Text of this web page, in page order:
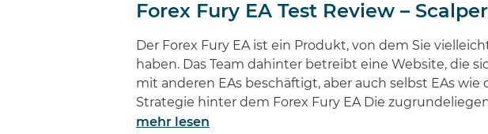
Forex Fury EA Test Review –
Der Forex Fury EA ist ein Produkt, von dem Sie
haben. Das Team dahinter betreibt eine Website, die
mit anderen EAs beschäftigt, aber auch selbst EAs wie
Strategie hinter dem Forex Fury EA Die
mehr lesen